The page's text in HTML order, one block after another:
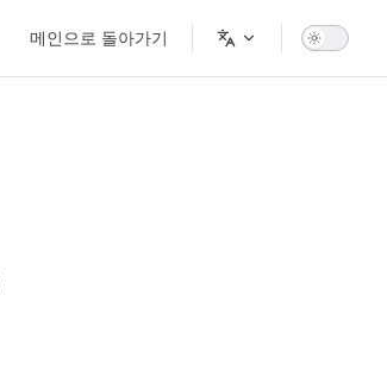
메인으로 돌아가기